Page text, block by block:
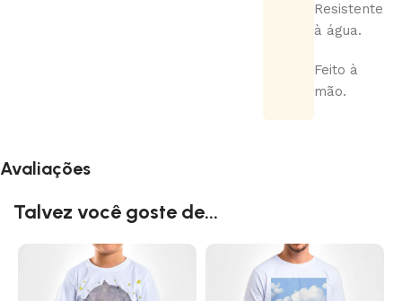
Resistente
à água.
Feito à
mão.
Avaliações
Talvez você goste de...